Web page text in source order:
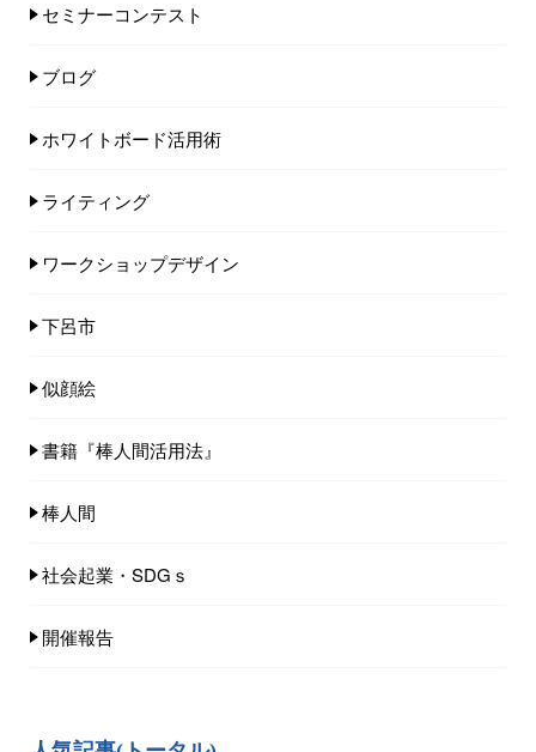
セミナーコンテスト
ブログ
ホワイトボード活用術
ライティング
ワークショップデザイン
下呂市
似顔絵
書籍『棒人間活用法』
棒人間
社会起業・SDGｓ
開催報告